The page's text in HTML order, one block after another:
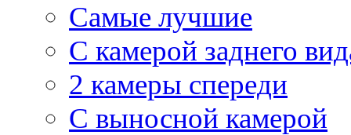
Самые лучшие
С камерой заднего
2 камеры спереди
С выносной камерой